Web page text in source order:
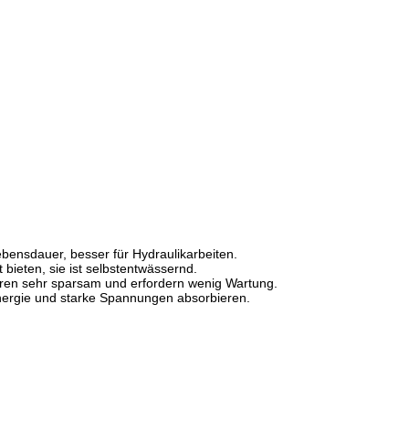
besser für Hydraulikarbeiten.
sie ist selbstentwässernd.
sehr sparsam und erfordern wenig Wartung.
und starke Spannungen absorbieren.